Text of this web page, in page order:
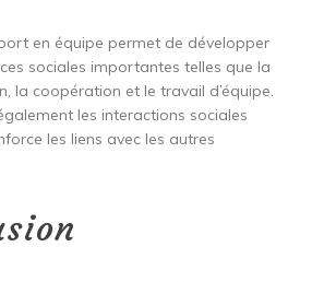
en équipe permet de développer
sociales importantes telles que la
la coopération et le travail d’équipe.
les interactions sociales
les liens avec les autres